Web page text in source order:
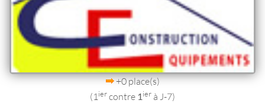
+0 place(s)
(1 iercontre 1ier à J-7)